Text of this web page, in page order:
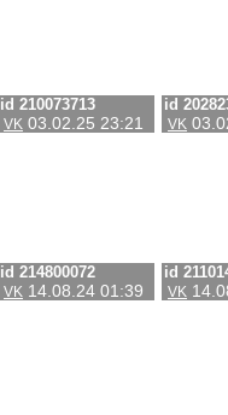
id 210073713
VK 03.02.25 23:21
id
VK
id 214800072
VK 14.08.24 01:39
id
VK